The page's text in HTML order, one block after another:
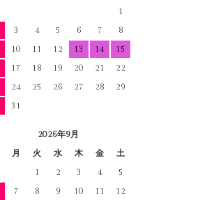
1
3 4 5 6 7
8
10 11 12 13 14
15
17 18 19 20 21
22
24 25 26 27 28
29
31
2026年9月
月 火 水 木 金
土
1
2 3 4
5
7 8 9 10 11
12